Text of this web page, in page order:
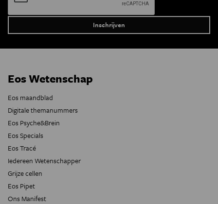
Eos Wetenschap
Eos maandblad
Digitale themanummers
Eos Psyche&Brein
Eos Specials
Eos Tracé
Iedereen Wetenschapper
Grijze cellen
Eos Pipet
Ons Manifest